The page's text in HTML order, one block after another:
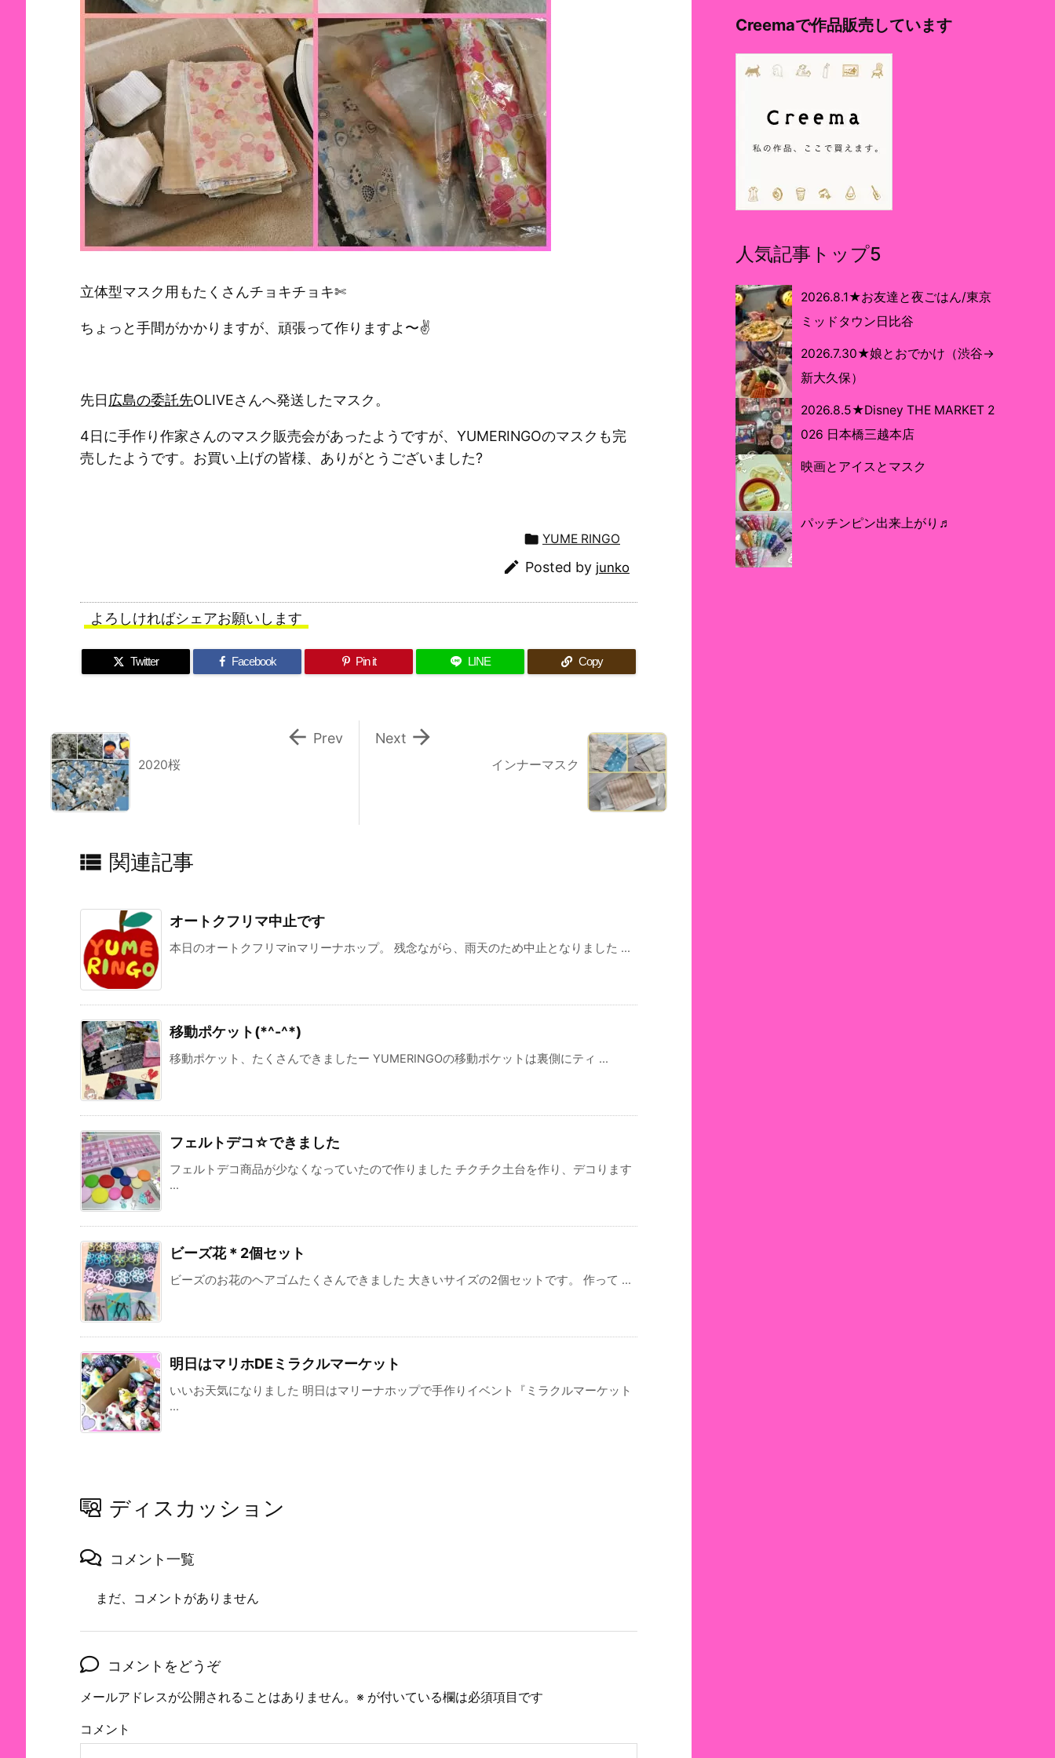
立体型マスク用もたくさんチョキチョキ✄
ちょっと手間がかかりますが、頑張って作りますよ〜✌️
先日 広島の委託先OLIVEさんへ発送したマスク。
4日に手作り作家さんのマスク販売会があったようですが、YUMERINGOのマスクも完
売したようです。お買い上げの皆様、ありがとうございました?
 YUME RINGO
 Posted by junko
よろしければシェアお願いします
Twitter Facebook Pin it LINE Copy
インナーマスク

Next
2020桜
 Prev
 関連記事
オートクフリマ中止です
本日のオートクフリマinマリーナホップ。 残念ながら、雨天のため中止となりました ...
移動ポケット(*^-^*)
移動ポケット、たくさんできましたー YUMERINGOの移動ポケットは裏側にティ ...
フェルトデコ☆できました
フェルトデコ商品が少なくなっていたので作りました チクチク土台を作り、デコります
...
ビーズ花＊2個セット
ビーズのお花のヘアゴムたくさんできました 大きいサイズの2個セットです。 作って ...
明日はマリホDEミラクルマーケット
いいお天気になりました 明日はマリーナホップで手作りイベント『ミラクルマーケット
...
ディスカッション
コメント一覧
まだ、コメントがありません
コメントをどうぞ
メールアドレスが公開されることはありません。 ※ が付いている欄は必須項目です
コメント
Creemaで作品販売しています
人気記事トップ5
2026.8.1★お友達と夜ごはん/東京
ミッドタウン日比谷
2026.7.30★娘とおでかけ（渋谷→
新大久保）
2026.8.5★Disney THE MARKET 2
026 日本橋三越本店
映画とアイスとマスク
パッチンピン出来上がり♬